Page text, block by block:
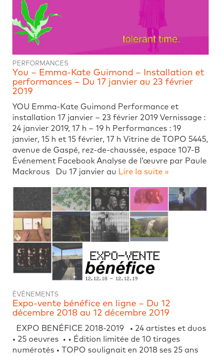
PERFORMANCES
You – Emma-Kate Guimond – Installation et
performances – Du 17 janvier au 23 février
2019
YOU Emma-Kate Guimond Performance et
installation 17 janvier – 23 février 2019 Vernissage :
24 janvier 2019, 17 h – 19 h Performances : 19
janvier, 15 h et 15 février, 17 h Vitrine de TOPO 5445,
avenue de Gaspé, rez-de-chaussée, espace 107-B
Événement Facebook Analyse de l’œuvre par Paule
Mackrous Du 17 janvier au Lire la suite »
ÉVÉNEMENTS
Expo-vente bénéfice en ligne – Du 12
décembre 2018 au 12 décembre 2019
EXPO BENÉFICE 2018-2019 • 24 artistes et duos
• 25 oeuvres • • Édition limitée de 10 tirages
numérotés • TOPO soulignait en 2018 ses 25 ans